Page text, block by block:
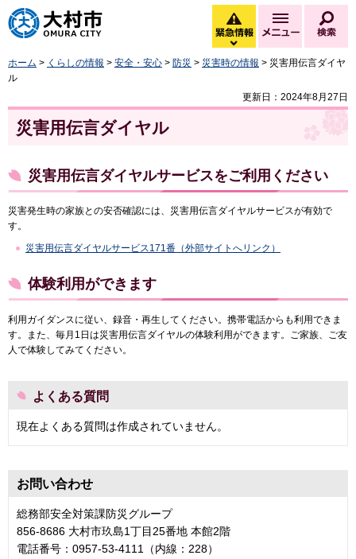
大村市
緊急情報
緊急情報を開く
メニュー
ホーム > くらしの情報 > 安全・安心 > 防災 > 災害時の情報 > 災害用伝言ダイヤ
ル
更新日：2024年8月27日
災害用伝言ダイヤル
災害用伝言ダイヤルサービスをご利用ください
災害発生時の家族との安否確認には、災害用伝言ダイヤルサービスが有効で
す。
災害用伝言ダイヤルサービス171番（外部サイトへリンク）
体験利用ができます
利用ガイダンスに従い、録音・再生してください。携帯電話からも利用できま
す。また、毎月1日は災害用伝言ダイヤルの体験利用ができます。ご家族、ご友
人で体験してみてください。
よくある質問
現在よくある質問は作成されていません。
お問い合わせ
総務部安全対策課防災グループ
856-8686 大村市玖島1丁目25番地 本館2階
電話番号：0957-53-4111（内線：228）